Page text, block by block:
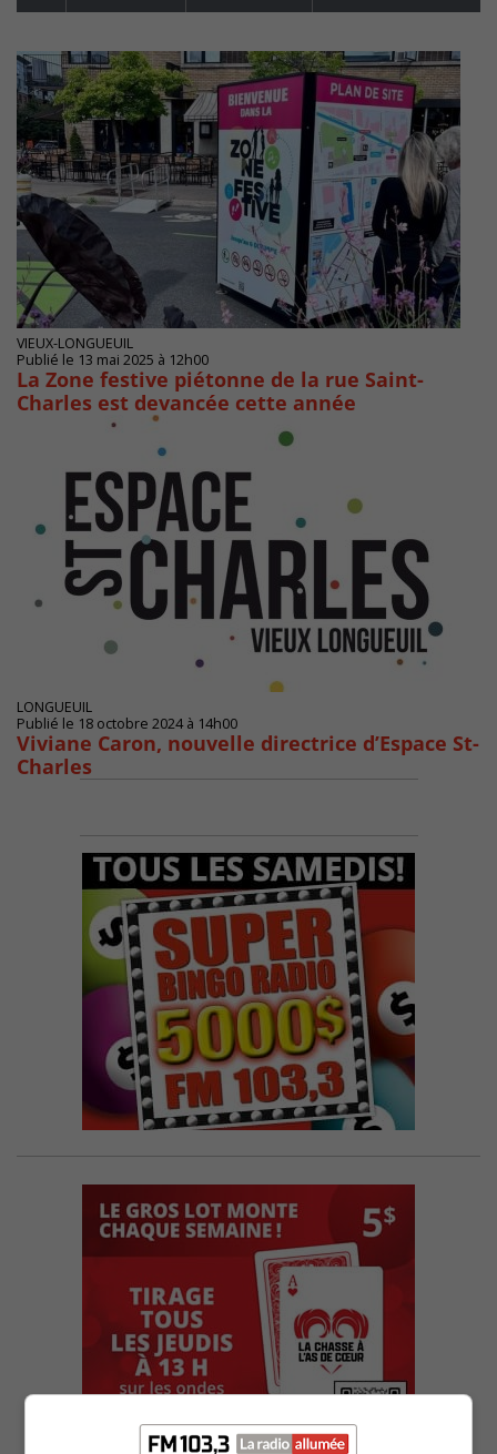
VIEUX-LONGUEUIL
Publié le 13 mai 2025 à 12h00
La Zone festive piétonne de la rue Saint-
Charles est devancée cette année
LONGUEUIL
Publié le 18 octobre 2024 à 14h00
Viviane Caron, nouvelle directrice d’Espace St-
Charles